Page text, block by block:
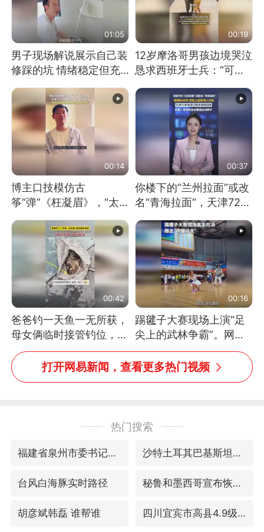
01:05
男子现场解说展示自己装
修踩的坑 情绪稳定但充
计 但每处都有瑕疵 网
友：一开始我没笑 但看
到洗手盆我没绷住
00:19
12岁摩洛哥男孩边境哭泣
恳求西班牙士兵：“可不
00:14
博主口技模仿古
筝“弹”《枉凝眉》，“太
吗？”“或将成为首位考级
不带古筝的选手。”（来
源：新华每日电讯）
00:37
你楼下的“兰州拉面”或改
名“青海拉面”，天津72家
00:42
爸爸钓一天鱼一无所获，
母女俩临时接管钓位，用
玩具鱼竿钓上大鱼
00:16
踢毽子大赛现场上演“足
尖上的武林争霸”。网
友：这哪是踢毽子，分明
是武侠片现场！#睡个好
打开网易新闻，查看更多热门视频
热门搜索
福建省泉州市委书记张毅恭接受纪律审查和监察调查 沙特土耳其巴基斯坦签署共同防务协议
台风白海豚实时路径 秘鲁和墨西哥宣布恢复外交关系
胡彦斌韩磊 谁帮谁 四川宜宾市高县4.9级地震致1人死亡